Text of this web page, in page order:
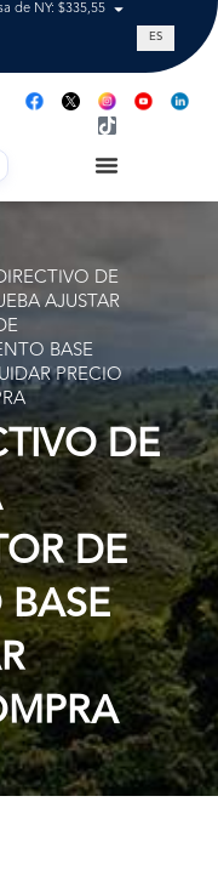
de NY: $335,55 Tasa de
ES
DE
AJUSTAR
BASE
PRECIO
DE
DE